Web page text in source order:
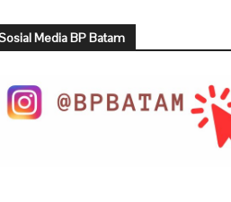
Media BP Batam